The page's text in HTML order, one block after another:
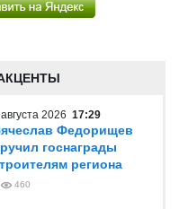
2026 17:29
Федорищев
госнаграды
региона
460